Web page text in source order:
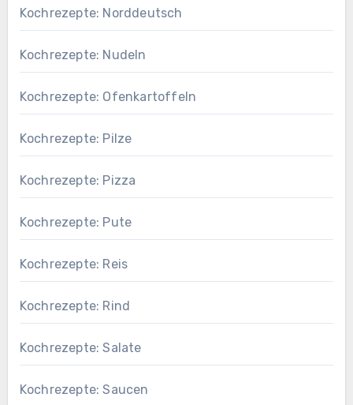
Kochrezepte: Norddeutsch
Kochrezepte: Nudeln
Kochrezepte: Ofenkartoffeln
Kochrezepte: Pilze
Kochrezepte: Pizza
Kochrezepte: Pute
Kochrezepte: Reis
Kochrezepte: Rind
Kochrezepte: Salate
Kochrezepte: Saucen